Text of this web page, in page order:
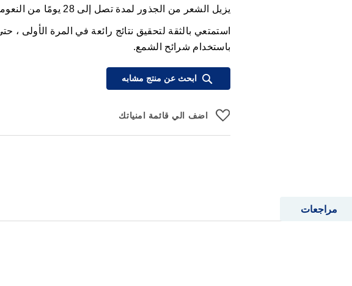
يزيل الشعر من الجذور لمدة تصل إلى 28 يومًا من النعومة.
استمتعي بالثقة لتحقيق نتائج رائعة في المرة الأولى ،
باستخدام شرائح الشمع.
ابحث عن منتج مشابه
اضف الي قائمة امنياتك
مراجعات